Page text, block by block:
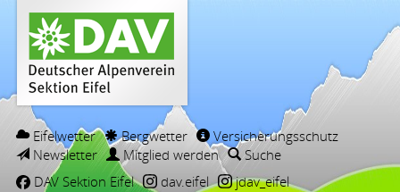
Eifelwetter Bergwetter
Versicherungsschutz
Newsletter
Mitglied werden
Suche
DAV Sektion Eifel
dav.eifel jdav_eifel